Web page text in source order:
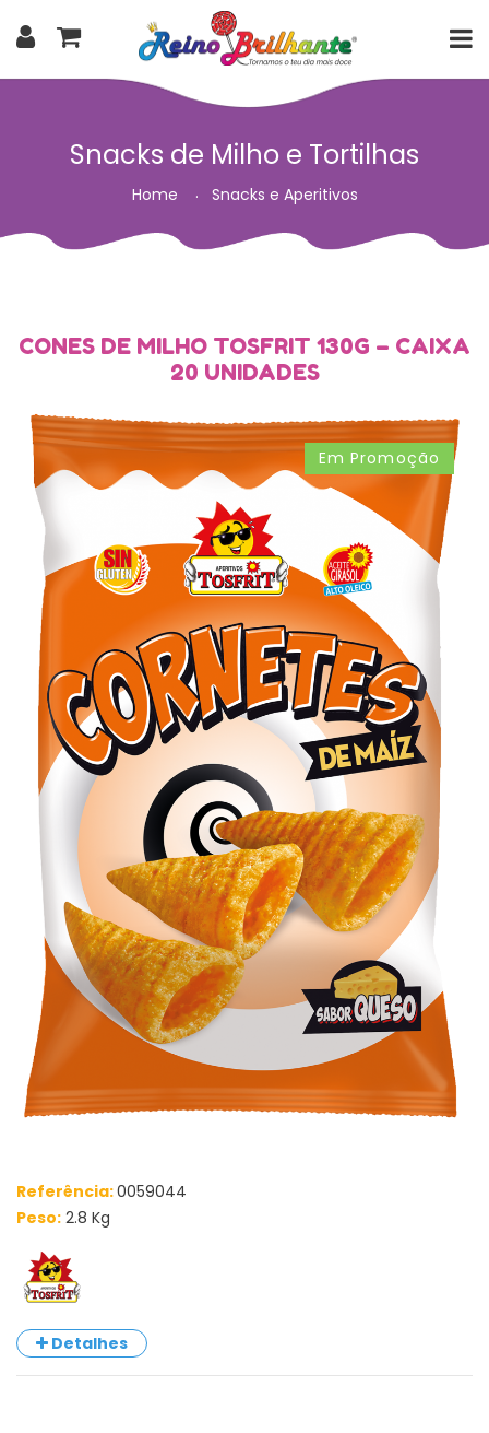
Snacks de Milho e Tortilhas
Home Snacks e Aperitivos
CONES DE MILHO TOSFRIT 130G – CAIXA
20 UNIDADES
Em Promoção
Referência:0059044
Peso: 2.8 Kg
Detalhes